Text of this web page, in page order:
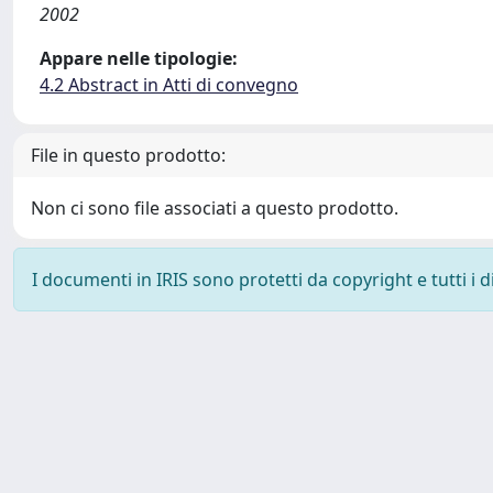
2002
Appare nelle tipologie:
4.2 Abstract in Atti di convegno
File in questo prodotto:
Non ci sono file associati a questo prodotto.
I documenti in IRIS sono protetti da copyright e tutti i